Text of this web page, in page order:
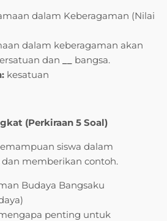
dalam Keberagaman (Nilai
dalam keberagaman akan
dan
bangsa.
kesatuan
(Perkiraan 5 Soal)
siswa dalam
memberikan contoh.
Budaya Bangsaku
penting untuk